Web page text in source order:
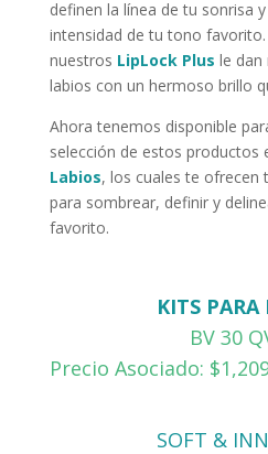
definen la línea de tu sonrisa
intensidad de tu tono
nuestros LipLock Plus le dan
labios con un hermoso brillo
Ahora tenemos disponible
selección de estos productos
Labios, los cuales te ofrecen
para sombrear, definir y
favorito.
KITS PARA
BV 30
Precio Asociado:
SOFT &